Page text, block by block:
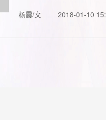
杨霞/文
2018-01-10